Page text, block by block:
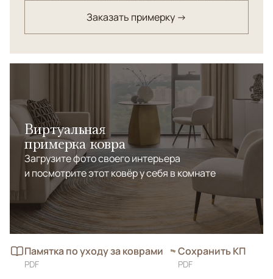
Заказать примерку →
Виртуальная
примерка ковра
Загрузите фото своего интерьера
и посмотрите этот ковёр у себя в комнате
Памятка по уходу за коврами
PDF
Сохранить КП
PDF